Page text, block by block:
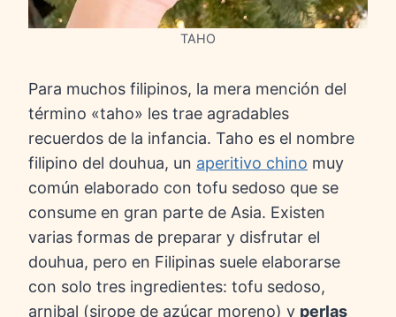
TAHO
Para muchos filipinos, la mera mención del
término «taho» les trae agradables
recuerdos de la infancia. Taho es el nombre
filipino del douhua, un aperitivo chino muy
común elaborado con tofu sedoso que se
consume en gran parte de Asia. Existen
varias formas de preparar y disfrutar el
douhua, pero en Filipinas suele elaborarse
con solo tres ingredientes: tofu sedoso,
arnibal (sirope de azúcar moreno) y perlas